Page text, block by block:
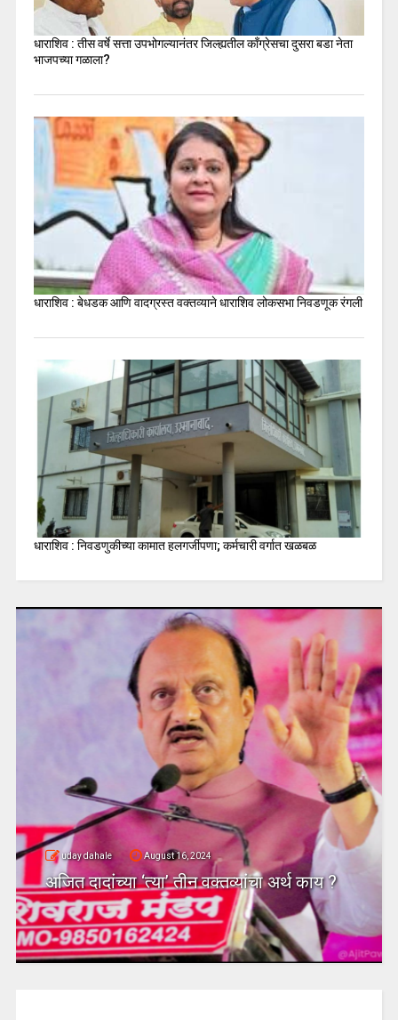
धाराशिव : तीस वर्षे सत्ता उपभोगल्यानंतर जिल्ह्यतील कॉंग्रेसचा दुसरा बडा नेता
भाजपच्या गळाला?
धाराशिव : बेधडक आणि वादग्रस्त वक्तव्याने धाराशिव लोकसभा निवडणूक रंगली
धाराशिव : निवडणुकीच्या कामात हलगर्जीपणा; कर्मचारी वर्गात खळबळ
काय ?
uday dahale
धाराशिव : तीस वर्षे सत्ता उपभोगल्यानंतर
जिल्ह्यतील कॉंग्रेसचा दुसरा बडा नेता
गळाला?